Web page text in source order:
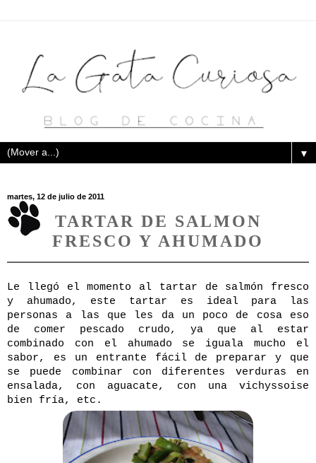
▼
martes, 12 de julio de 2011
TARTAR DE SALMON
FRESCO Y AHUMADO
Le llegó el momento al tartar de salmón fresco
y ahumado, este tartar es ideal para las
personas a las que les da un poco de cosa eso
de comer pescado crudo, ya que al estar
combinado con el ahumado se iguala mucho el
sabor, es un entrante fácil de preparar y que
se puede combinar con diferentes verduras en
ensalada, con aguacate, con una vichyssoise
bien fría, etc.